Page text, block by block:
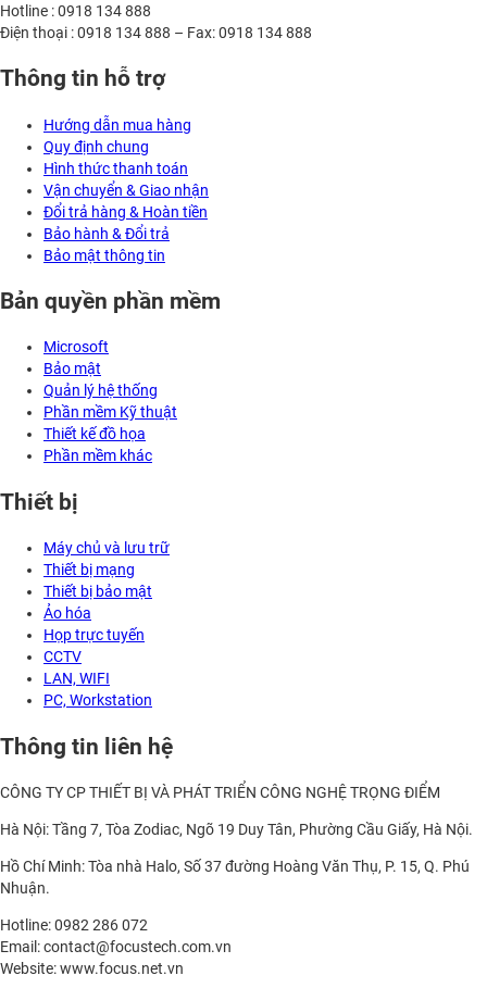
Hotline : 0918 134 888
Điện thoại : 0918 134 888 – Fax: 0918 134 888
Thông tin hỗ trợ
Hướng dẫn mua hàng
Quy định chung
Hình thức thanh toán
Vận chuyển & Giao nhận
Đổi trả hàng & Hoàn tiền
Bảo hành & Đổi trả
Bảo mật thông tin
Bản quyền phần mềm
Microsoft
Bảo mật
Quản lý hệ thống
Phần mềm Kỹ thuật
Thiết kế đồ họa
Phần mềm khác
Thiết bị
Máy chủ và lưu trữ
Thiết bị mạng
Thiết bị bảo mật
Ảo hóa
Họp trực tuyến
CCTV
LAN, WIFI
PC, Workstation
Thông tin liên hệ
CÔNG TY CP THIẾT BỊ VÀ PHÁT TRIỂN CÔNG NGHỆ TRỌNG ĐIỂM
Hà Nội: Tầng 7, Tòa Zodiac, Ngõ 19 Duy Tân, Phường Cầu Giấy, Hà Nội.
Hồ Chí Minh: Tòa nhà Halo, Số 37 đường Hoàng Văn Thụ, P. 15, Q. Phú
Nhuận.
Hotline: 0982 286 072
Email: contact@focustech.com.vn
Website: www.focus.net.vn